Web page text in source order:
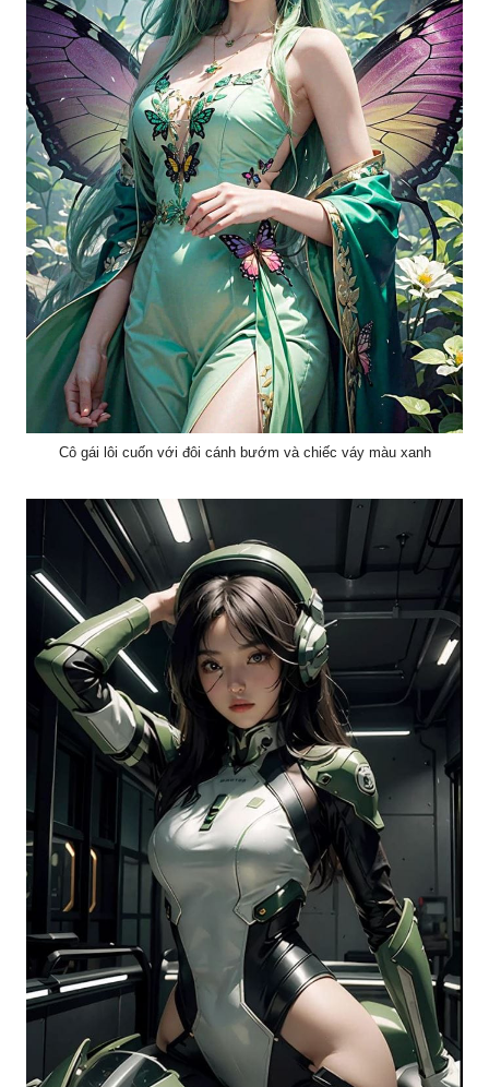
Cô gái lôi cuốn với đôi cánh bướm và chiếc váy màu xanh